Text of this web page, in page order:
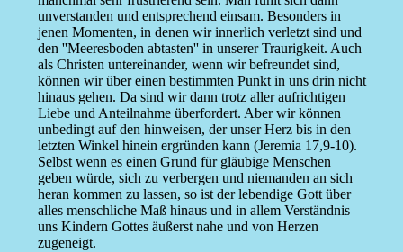
unverstanden und entsprechend einsam. Besonders in
jenen Momenten, in denen wir innerlich verletzt sind und
den ''Meeresboden abtasten'' in unserer Traurigkeit. Auch
als Christen untereinander, wenn wir befreundet sind,
können wir über einen bestimmten Punkt in uns drin nicht
hinaus gehen. Da sind wir dann trotz aller aufrichtigen
Liebe und Anteilnahme überfordert. Aber wir können
unbedingt auf den hinweisen, der unser Herz bis in den
letzten Winkel hinein ergründen kann (Jeremia 17,9-10).
Selbst wenn es einen Grund für gläubige Menschen
geben würde, sich zu verbergen und niemanden an sich
heran kommen zu lassen, so ist der lebendige Gott über
alles menschliche Maß hinaus und in allem Verständnis
uns Kindern Gottes äußerst nahe und von Herzen
zugeneigt.